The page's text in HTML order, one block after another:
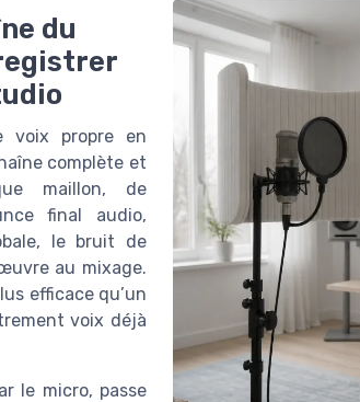
du
voix propre en
complète et
maillon, de
final audio,
le bruit de
au mixage.
efficace qu’un
voix déjà
le micro, passe